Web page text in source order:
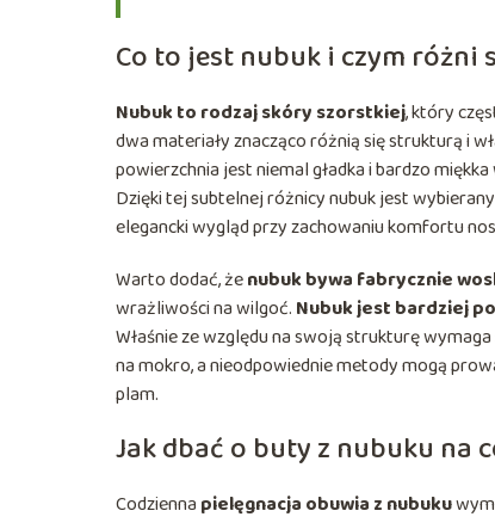
Co to jest nubuk i czym różni
Nubuk to rodzaj skóry szorstkiej, który
dwa materiały znacząco różnią się strukturą i
powierzchnia jest niemal gładka i bardzo
Dzięki tej subtelnej różnicy nubuk jest
elegancki wygląd przy zachowaniu komfortu
Warto dodać, żenubuk bywa fabrycznie
wrażliwości na wilgoć. Nubuk jest bardziej
Właśnie ze względu na swoją strukturę
na mokro, a nieodpowiednie metody mogą
plam.
Jak dbać o buty z nubuku na
Codzienna pielęgnacja obuwia z nubuku